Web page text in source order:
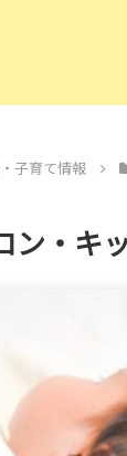
子育て情報
ン・キ